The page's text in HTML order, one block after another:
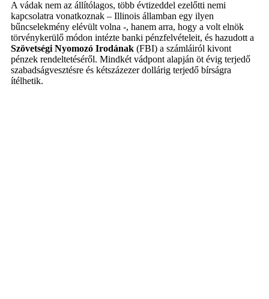
A vádak nem az állítólagos, több évtizeddel ezelőtti nemi
kapcsolatra vonatkoznak – Illinois államban egy ilyen
bűncselekmény elévült volna -, hanem arra, hogy a volt elnök
törvénykerülő módon intézte banki pénzfelvételeit, és hazudott a
Szövetségi Nyomozó Irodának (FBI) a számláiról kivont
pénzek rendeltetéséről. Mindkét vádpont alapján öt évig terjedő
szabadságvesztésre és kétszázezer dollárig terjedő bírságra
ítélhetik.